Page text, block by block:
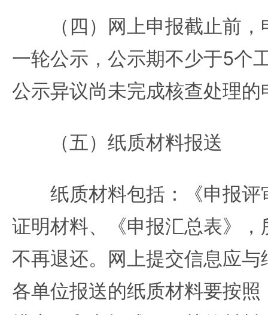
（四）网上申报截止前，
一轮公示，公示期不少于5个
公示异议尚未完成核查处理
（五）纸质材料报送
纸质材料包括：《申报评
证明材料、《申报汇总表》
不再退还。网上提交信息应
各单位报送的纸质材料要按